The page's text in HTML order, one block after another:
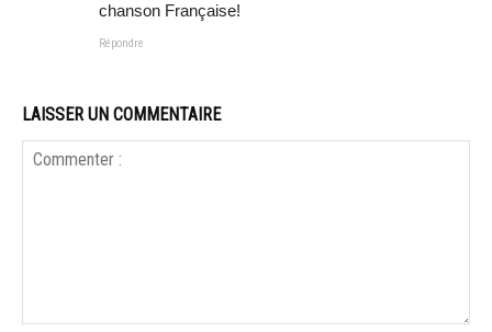
chanson Française!
Répondre
LAISSER UN COMMENTAIRE